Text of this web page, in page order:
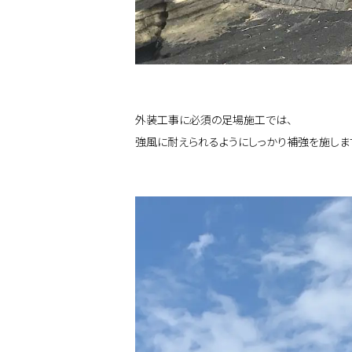
外装工事に必須の足場施工では、
強風に耐えられるようにしっかり補強を施しま